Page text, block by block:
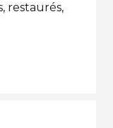
restaurés,